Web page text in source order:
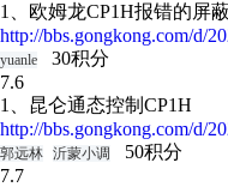
1、欧姆龙CP1H报错的屏
http://bbs.gongkong.com/d/
yuanle
30积分
7.6
1、昆仑通态控制CP1H
http://bbs.gongkong.com/d/
郭远林 沂蒙小调
50积分
7.7